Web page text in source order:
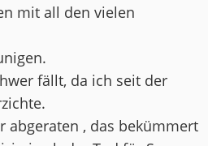
mit all den vielen
fällt, da ich seit der
abgeraten , das bekümmert